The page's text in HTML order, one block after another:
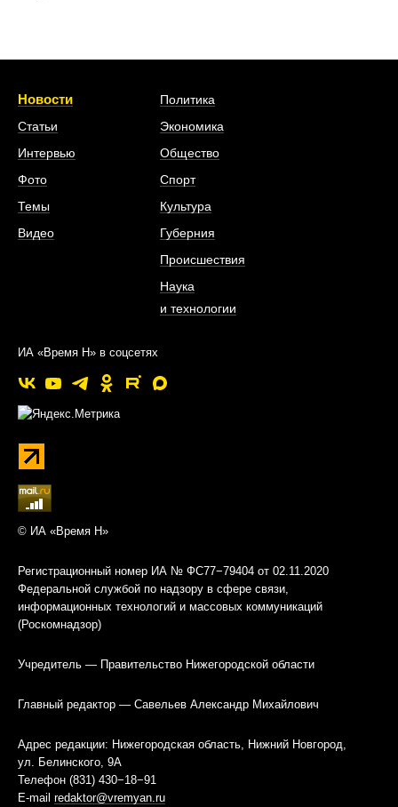
Новости
Статьи
Интервью
Фото
Темы
Видео
Политика
Экономика
Общество
Спорт
Культура
Губерния
Происшествия
Наука
и технологии
ИА «Время Н» в соцсетях
© ИА «Время Н»
Регистрационный номер ИА № ФС77−79404 от 02.11.2020
Федеральной службой по надзору в сфере связи,
информационных технологий и массовых коммуникаций
(Роскомнадзор)
Учредитель — Правительство Нижегородской области
Главный редактор — Савельев Александр Михайлович
Адрес редакции: Нижегородская область, Нижний Новгород,
ул. Белинского, 9А
Телефон (831) 430−18−91
E-mail redaktor@vremyan.ru